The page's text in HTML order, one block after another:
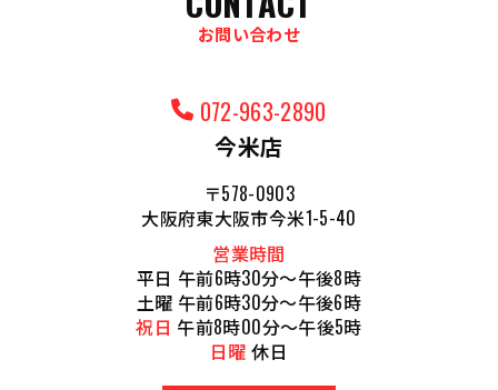
お問い合わせ
072-963-2890
今米店
〒578-0903
大阪府東大阪市今米1-5-40
営業時間
平日 午前6時30分～午後8時
土曜 午前6時30分～午後6時
祝日 午前8時00分～午後5時
日曜 休日